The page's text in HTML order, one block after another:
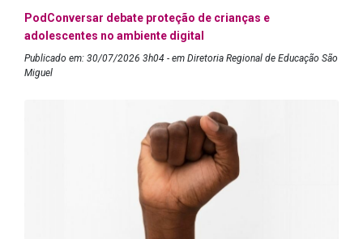
PodConversar debate proteção de crianças e
adolescentes no ambiente digital
Publicado em: 30/07/2026 3h04 - em Diretoria Regional de Educação São
Miguel